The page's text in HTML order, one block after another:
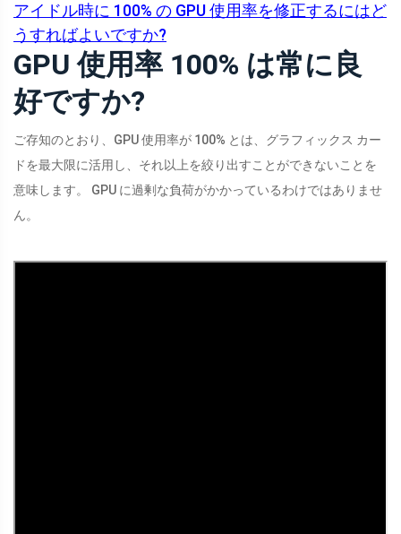
アイドル時に 100% の GPU 使用率を修正するにはど
うすればよいですか?
GPU 使用率 100% は常に良
好ですか?
ご存知のとおり、GPU 使用率が 100% とは、グラフィックス カー
ドを最大限に活用し、それ以上を絞り出すことができないことを
意味します。 GPU に過剰な負荷がかかっているわけではありませ
ん。